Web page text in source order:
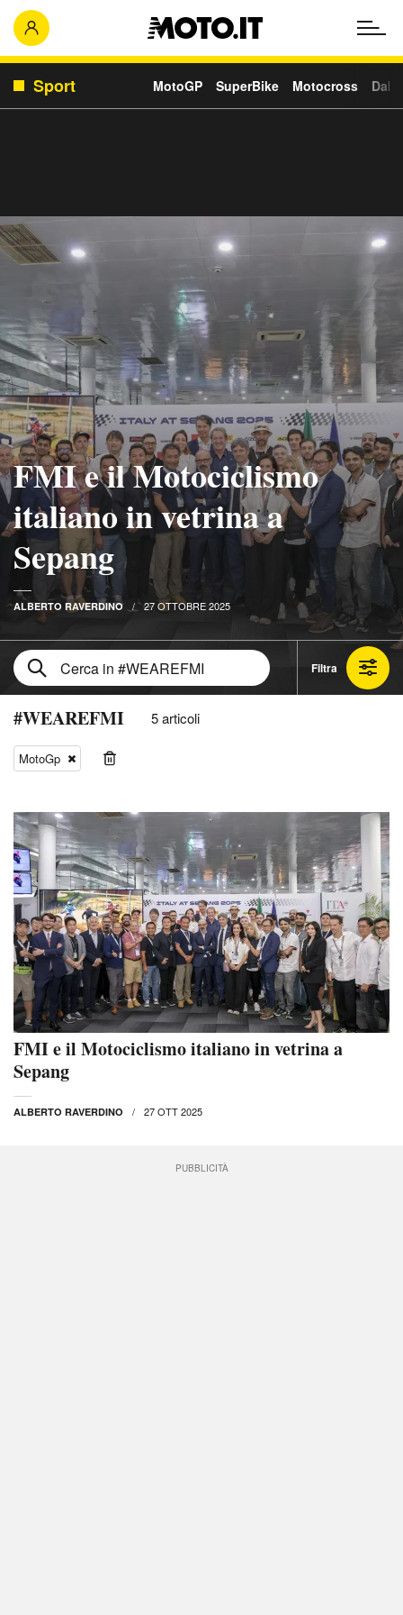
Sport MotoGP SuperBike Motocross
FMI e il Motociclismo
italiano in vetrina a
Sepang
ALBERTO RAVERDINO 27 OTTOBRE 2025
Filtra
#WEAREFMI 5 articoli
MotoGp
FMI e il Motociclismo italiano in vetrina a
Sepang
ALBERTO RAVERDINO 27 OTT 2025
PUBBLICITÀ